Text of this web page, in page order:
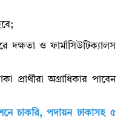
দক্ষতা ও ফার্মাসিউটিক্যালস
অগ্রাধিকার পাবেন
চাকরি, পদায়ন ঢাকাসহ ৫